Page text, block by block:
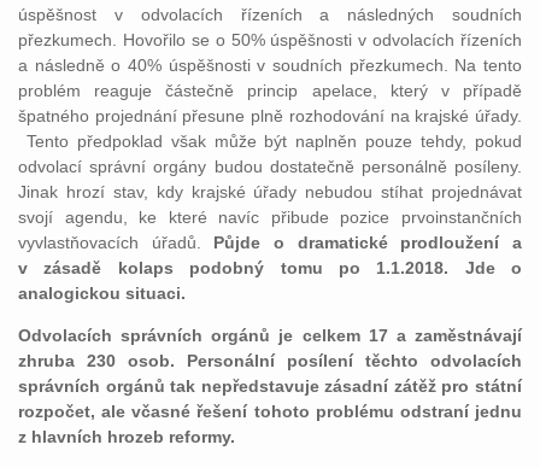
úspěšnost v odvolacích řízeních a následných soudních
přezkumech. Hovořilo se o 50% úspěšnosti v odvolacích řízeních
a následně o 40% úspěšnosti v soudních přezkumech. Na tento
problém reaguje částečně princip apelace, který v případě
špatného projednání přesune plně rozhodování na krajské úřady.
Tento předpoklad však může být naplněn pouze tehdy, pokud
odvolací správní orgány budou dostatečně personálně posíleny.
Jinak hrozí stav, kdy krajské úřady nebudou stíhat projednávat
svojí agendu, ke které navíc přibude pozice prvoinstančních
vyvlastňovacích úřadů. Půjde o dramatické prodloužení a
v zásadě kolaps podobný tomu po 1.1.2018. Jde o
analogickou situaci.
Odvolacích správních orgánů je celkem 17 a zaměstnávají
zhruba 230 osob. Personální posílení těchto odvolacích
správních orgánů tak nepředstavuje zásadní zátěž pro státní
rozpočet, ale včasné řešení tohoto problému odstraní jednu
z hlavních hrozeb reformy.